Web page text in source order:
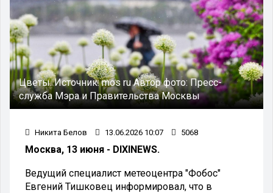
Цветы. Источник: mos ru Автор фото: Пресс-
служба Мэра и Правительства Москвы
Никита Белов 13.06.2026 10:07 5068
Москва, 13 июня - DIXINEWS.
Ведущий специалист метеоцентра "Фобос"
Евгений Тишковец информировал, что в